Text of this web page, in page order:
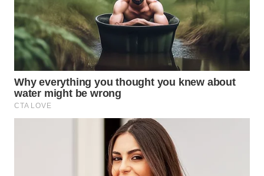
WN
CIREBON
WN
INDRAMAYU
WN
KUNINGAN